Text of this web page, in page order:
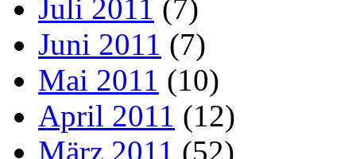
Juli 2011 (7)
Juni 2011 (7)
Mai 2011 (10)
April 2011 (12)
März 2011 (52)